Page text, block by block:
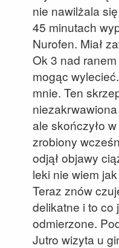
nie nawilżala
45 minutach
Nurofen. Miał
Ok 3 nad
mogąc
mnie. Ten
ale skończyło
zrobiony
odjął objawy
leki nie wiem
Teraz znów
delikatne i to co
odmierzone.
Jutro wizyta u